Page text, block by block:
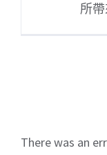
所
There was an